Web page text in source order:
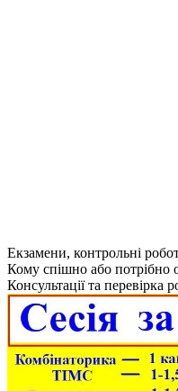
Екзамени, контрольні
Кому спішно або потрібно
Консультації та перевірка